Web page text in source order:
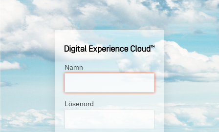
Namn
Lösenord